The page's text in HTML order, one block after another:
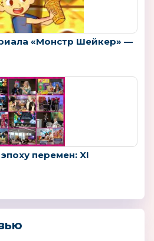
«Монстр Шейкер» —
перемен: XI